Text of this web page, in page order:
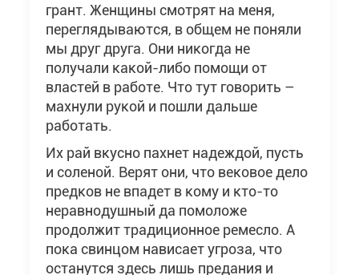
грант. Женщины смотрят на меня,
переглядываются, в общем не поняли
мы друг друга. Они никогда не
получали какой-либо помощи от
властей в работе. Что тут говорить –
махнули рукой и пошли дальше
работать.
Их рай вкусно пахнет надеждой, пусть
и соленой. Верят они, что вековое дело
предков не впадет в кому и кто-то
неравнодушный да помоложе
продолжит традиционное ремесло. А
пока свинцом нависает угроза, что
останутся здесь лишь предания и